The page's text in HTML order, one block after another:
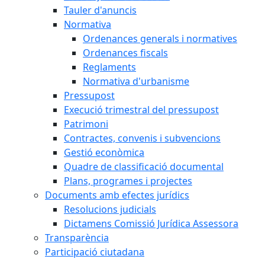
Tauler d'anuncis
Normativa
Ordenances generals i normatives
Ordenances fiscals
Reglaments
Normativa d'urbanisme
Pressupost
Execució trimestral del pressupost
Patrimoni
Contractes, convenis i subvencions
Gestió econòmica
Quadre de classificació documental
Plans, programes i projectes
Documents amb efectes jurídics
Resolucions judicials
Dictamens Comissió Jurídica Assessora
Transparència
Participació ciutadana